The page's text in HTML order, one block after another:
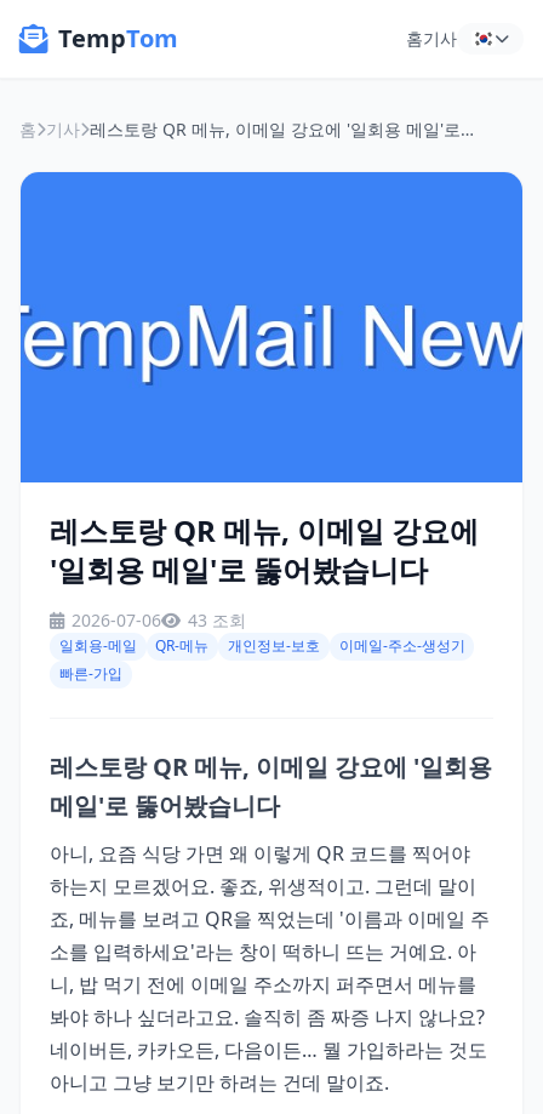
TempTom 홈기사
홈 기사 레스토랑 QR 메뉴, 이메일 강요에 '일회용 메일'로 뚫어봤습니다
레스토랑 QR 메뉴, 이메일 강요에
'일회용 메일'로 뚫어봤습니다
2026-07-06 43 조회
일회용-메일 QR-메뉴 개인정보-보호
이메일-주소-생성기
빠른-가입
레스토랑 QR 메뉴, 이메일 강요에 '일회용
메일'로 뚫어봤습니다
아니, 요즘 식당 가면 왜 이렇게 QR 코드를 찍어야
하는지 모르겠어요. 좋죠, 위생적이고. 그런데 말이
죠, 메뉴를 보려고 QR을 찍었는데 '이름과 이메일 주
소를 입력하세요'라는 창이 떡하니 뜨는 거예요. 아
니, 밥 먹기 전에 이메일 주소까지 퍼주면서 메뉴를
봐야 하나 싶더라고요. 솔직히 좀 짜증 나지 않나요?
네이버든, 카카오든, 다음이든… 뭘 가입하라는 것도
아니고 그냥 보기만 하려는 건데 말이죠.